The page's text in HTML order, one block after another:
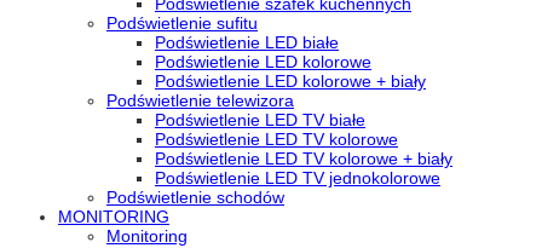
Podświetlenie sufitu
Podświetlenie LED białe
Podświetlenie LED kolorowe
Podświetlenie LED kolorowe + biały
Podświetlenie telewizora
Podświetlenie LED TV białe
Podświetlenie LED TV kolorowe
Podświetlenie LED TV kolorowe + biały
Podświetlenie LED TV jednokolorowe
Podświetlenie schodów
MONITORING
Monitoring